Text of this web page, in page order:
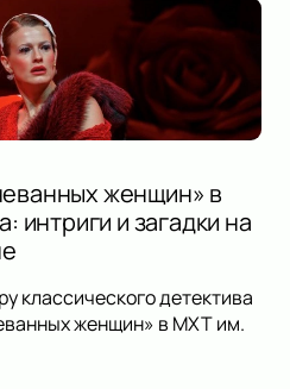
женщин» в
интриги и загадки на
классического детектива
женщин» в МХТ им.